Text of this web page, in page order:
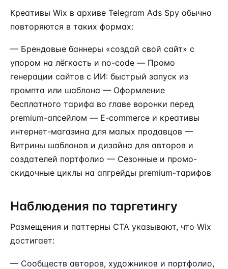
Креативы Wix в архиве Telegram Ads Spy обычно
повторяются в таких формах:
— Брендовые баннеры «создай свой сайт» с
упором на лёгкость и no-code — Промо
генерации сайтов с ИИ: быстрый запуск из
промпта или шаблона — Оформление
бесплатного тарифа во главе воронки перед
premium-апсейлом — E-commerce и креативы
интернет-магазина для малых продавцов —
Витрины шаблонов и дизайна для авторов и
создателей портфолио — Сезонные и промо-
скидочные циклы на апгрейды premium-тарифов
Наблюдения по таргетингу
Размещения и паттерны CTA указывают, что Wix
достигает:
— Сообществ авторов, художников и портфолио,